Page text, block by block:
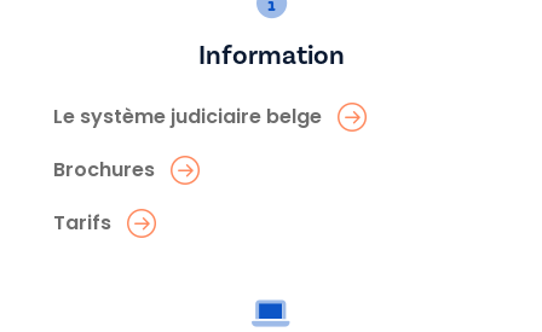
Information
Le système judiciaire belge
Brochures
Tarifs